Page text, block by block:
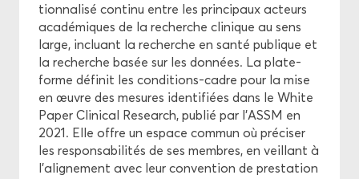
tion­na­li­sé conti­nu entre les prin­ci­paux ac­teurs
aca­dé­miques de la re­cherche cli­nique au sens
large, in­cluant la re­cherche en santé pu­blique et
la re­cherche basée sur les don­nées. La pla­te­
forme dé­fi­nit les conditions-​cadre pour la mise
en œuvre des me­sures iden­ti­fiées dans le White
Paper Cli­ni­cal Re­search, pu­blié par l’ASSM en
2021. Elle offre un es­pace com­mun où pré­ci­ser
les res­pon­sa­bi­li­tés de ses membres, en veillant à
l’ali­gne­ment avec leur conven­tion de pres­ta­tion